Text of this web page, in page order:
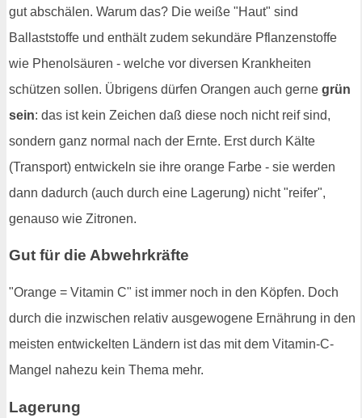
gut abschälen. Warum das? Die weiße "Haut" sind
Ballaststoffe und enthält zudem sekundäre Pflanzenstoffe
wie Phenolsäuren - welche vor diversen Krankheiten
schützen sollen. Übrigens dürfen Orangen auch gerne grün
sein: das ist kein Zeichen daß diese noch nicht reif sind,
sondern ganz normal nach der Ernte. Erst durch Kälte
(Transport) entwickeln sie ihre orange Farbe - sie werden
dann dadurch (auch durch eine Lagerung) nicht "reifer",
genauso wie Zitronen.
Gut für die Abwehrkräfte
"Orange = Vitamin C" ist immer noch in den Köpfen. Doch
durch die inzwischen relativ ausgewogene Ernährung in den
meisten entwickelten Ländern ist das mit dem Vitamin-C-
Mangel nahezu kein Thema mehr.
Lagerung